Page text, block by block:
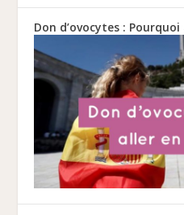
Don d’ovocytes :